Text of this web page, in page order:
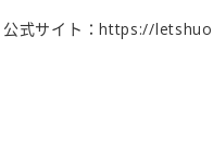
公式サイト：https://